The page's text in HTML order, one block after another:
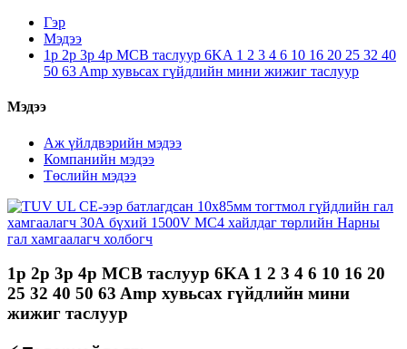
Гэр
Мэдээ
1p 2p 3p 4p MCB таслуур 6KA 1 2 3 4 6 10 16 20 25 32 40
50 63 Amp хувьсах гүйдлийн мини жижиг таслуур
Мэдээ
Аж үйлдвэрийн мэдээ
Компанийн мэдээ
Төслийн мэдээ
1p 2p 3p 4p MCB таслуур 6KA 1 2 3 4 6 10 16 20
25 32 40 50 63 Amp хувьсах гүйдлийн мини
жижиг таслуур